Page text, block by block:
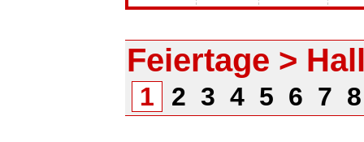
Feiertage >
1 2 3 4 5 6 7